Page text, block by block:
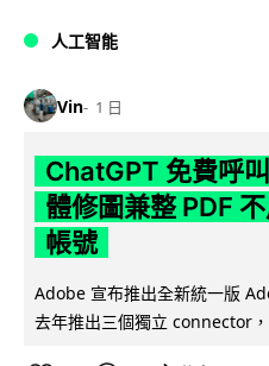
人工智能
Vin 1 日
ChatGPT 免費呼
體修圖兼整 PDF
帳號
Adobe 宣布推出全新統一版
去年推出三個獨立 connector